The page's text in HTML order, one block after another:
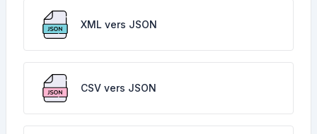
XML vers JSON
CSV vers JSON